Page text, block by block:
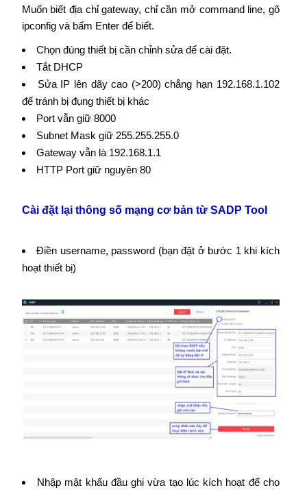
Muốn biết địa chỉ gateway, chỉ cần mở command line, gõ
ipconfig và bấm Enter để biết.
Chọn đúng thiết bị cần chỉnh sửa để cài đặt.
Tắt DHCP
Sửa IP lên dãy cao (>200) chẳng hạn 192.168.1.102
để tránh bị đụng thiết bị khác
Port vẫn giữ 8000
Subnet Mask giữ 255.255.255.0
Gateway vẫn là 192.168.1.1
HTTP Port giữ nguyên 80
Cài đặt lại thông số mạng cơ bản từ SADP Tool
Điền username, password (bạn đặt ở bước 1 khi kích
hoạt thiết bị)
Nhập mật khẩu đầu ghi vừa tạo lúc kích hoạt để cho